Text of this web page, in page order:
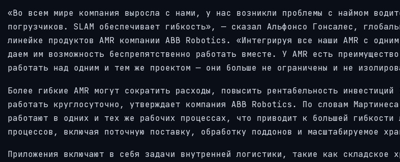
«Во всем мире компания выросла с нами, у нас возникли проблемы с наймом
погрузчиков. SLAM обеспечивает гибкость», — сказал Альфонсо Гонсалес,
линейке продуктов AMR компании ABB Robotics. «Интегрируя все наши AMR с
даем им возможность беспрепятственно работать вместе. У AMR есть
работать над одним и тем же проектом — они больше не ограничены и не
Более гибкие AMR могут сократить расходы, повысить рентабельность
работать круглосуточно, утверждает компания ABB Robotics. По словам
работают в одних и тех же рабочих процессах, что приводит к большей гибкости
процессов, включая поточную поставку, обработку поддонов и масштабируемое
Приложения включают в себя задачи внутренней логистики, такие как складское